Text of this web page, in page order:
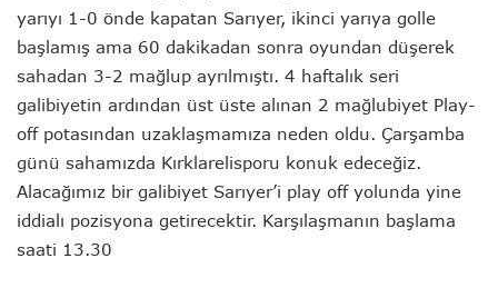
yarıyı 1-0 önde kapatan Sarıyer, ikinci yarıya golle
başlamış ama 60 dakikadan sonra oyundan düşerek
sahadan 3-2 mağlup ayrılmıştı. 4 haftalık seri
galibiyetin ardından üst üste alınan 2 mağlubiyet Play-
off potasından uzaklaşmamıza neden oldu. Çarşamba
günü sahamızda Kırklarelisporu konuk edeceğiz.
Alacağımız bir galibiyet Sarıyer’i play off yolunda yine
iddialı pozisyona getirecektir. Karşılaşmanın başlama
saati 13.30